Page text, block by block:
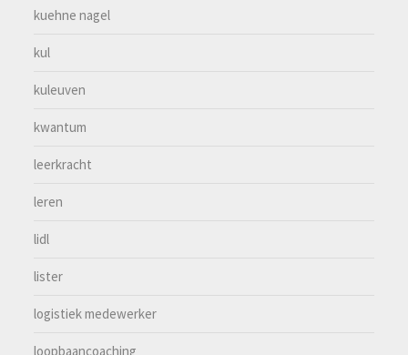
kuehne nagel
kul
kuleuven
kwantum
leerkracht
leren
lidl
lister
logistiek medewerker
loopbaancoaching